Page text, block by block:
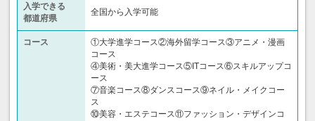
入学できる
都道府県
全国から入学可能
コース
①大学進学コース②海外留学コース③アニメ・漫画
コース
④美術・美大進学コース⑤ITコース⑥スキルアップコ
ース
⑦音楽コース⑧ダンスコース⑨ネイル・メイクコー
ス
⑩美容・エステコース⑪ファッション・デザインコ